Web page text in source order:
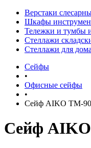
Верстаки
Шкафы
Тележки и тумбы
Стеллажи
Стеллажи для
Сейфы
•
Офисные сейфы
•
Сейф AIKO TM-
Сейф